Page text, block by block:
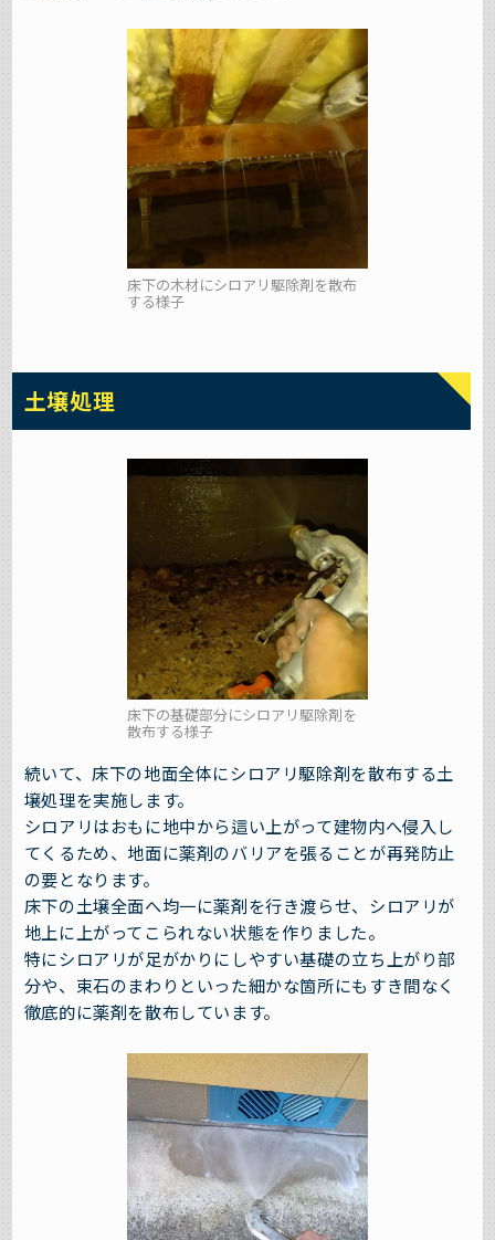
床下の木材にシロアリ駆除剤を散布
する様子
土壌処理
床下の基礎部分にシロアリ駆除剤を
散布する様子
続いて、床下の地面全体にシロアリ駆除剤を散布する土
壌処理を実施します。
シロアリはおもに地中から這い上がって建物内へ侵入し
てくるため、地面に薬剤のバリアを張ることが再発防止
の要となります。
床下の土壌全面へ均一に薬剤を行き渡らせ、シロアリが
地上に上がってこられない状態を作りました。
特にシロアリが足がかりにしやすい基礎の立ち上がり部
分や、束石のまわりといった細かな箇所にもすき間なく
徹底的に薬剤を散布しています。